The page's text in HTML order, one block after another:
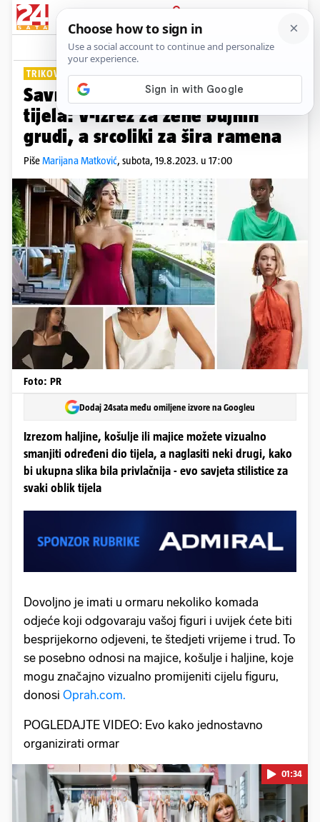
PRIJAVA
Lifestyle Komentari
TRIKOVI STILISTICE IZ SAD-A
Savršeni dekolte za svaki oblik
tijela: V-izrez za žene bujnih
grudi, a srcoliki za šira ramena
PišeMarijana Matković, subota, 19.8.2023. u 17:00
Foto: PR
Dodaj 24sata među omiljene izvore na Googleu
Izrezom haljine, košulje ili majice možete vizualno
smanjiti određeni dio tijela, a naglasiti neki drugi, kako
bi ukupna slika bila privlačnija - evo savjeta stilistice za
svaki oblik tijela
Dovoljno je imati u ormaru nekoliko komada
odjeće koji odgovaraju vašoj figuri i uvijek ćete biti
besprijekorno odjeveni, te štedjeti vrijeme i trud. To
se posebno odnosi na majice, košulje i haljine, koje
mogu značajno vizualno promijeniti cijelu figuru,
donosi Oprah.com.
POGLEDAJTE VIDEO: Evo kako jednostavno
organizirati ormar
01:34